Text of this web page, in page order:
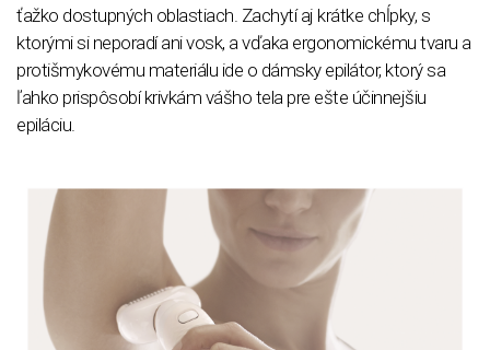
ťažko dostupných oblastiach. Zachytí aj krátke chĺpky, s
ktorými si neporadí ani vosk, a vďaka ergonomickému tvaru a
protišmykovému materiálu ide o dámsky epilátor, ktorý sa
ľahko prispôsobí krivkám vášho tela pre ešte účinnejšiu
epiláciu.